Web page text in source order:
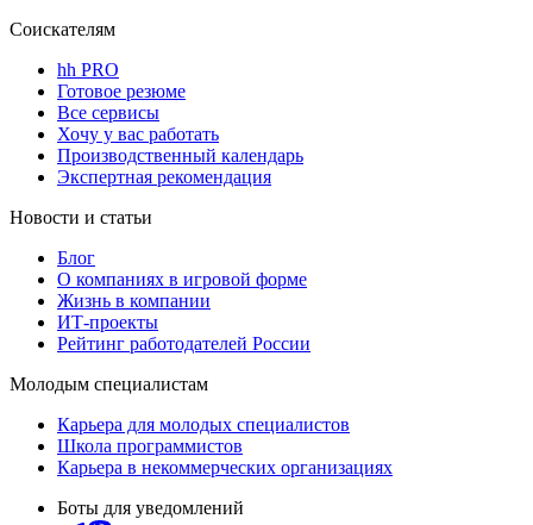
Соискателям
hh PRO
Готовое резюме
Все сервисы
Хочу у вас работать
Производственный календарь
Экспертная рекомендация
Новости и статьи
Блог
О компаниях в игровой форме
Жизнь в компании
ИТ-проекты
Рейтинг работодателей России
Молодым специалистам
Карьера для молодых специалистов
Школа программистов
Карьера в некоммерческих организациях
Боты для уведомлений